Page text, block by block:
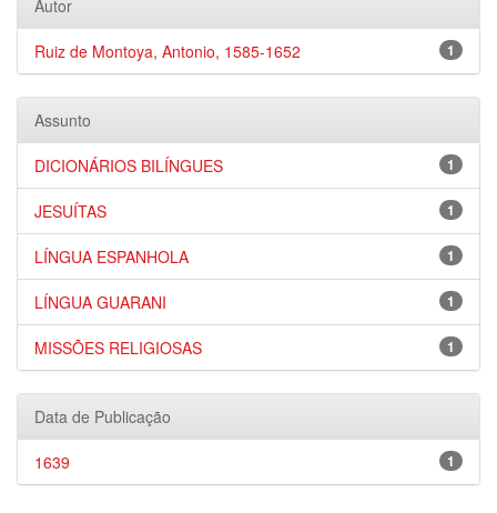
Autor
1
Ruiz de Montoya, Antonio, 1585-1652
Assunto
1
DICIONÁRIOS BILÍNGUES
1
JESUÍTAS
1
LÍNGUA ESPANHOLA
1
LÍNGUA GUARANI
1
MISSÕES RELIGIOSAS
Data de Publicação
1
1639